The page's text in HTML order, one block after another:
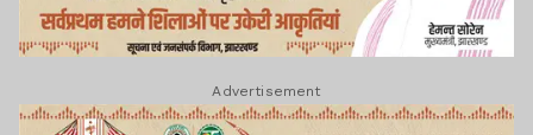
Advertisement